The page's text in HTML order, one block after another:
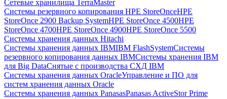
Сетевые хранилища TerraMaster
Системы резервного копирования HPE StoreOnceHPE
StoreOnce 2900 Backup SystemHPE StoreOnce 4500HPE
StoreOnce 4700HPE StoreOnce 4900HPE StoreOnce 5500
Системы хранения данных Hitachi
Системы хранения данных IBMIBM FlashSystemСистемы
резервного копирования данных IBMСистемы хранения IBM
для Big DataСнятые с производства СХД IBM
Системы хранения данных OracleУправление и ПО для
систем хранения данных Oracle
Системы хранения данных PanasasPanasas ActiveStor Prime